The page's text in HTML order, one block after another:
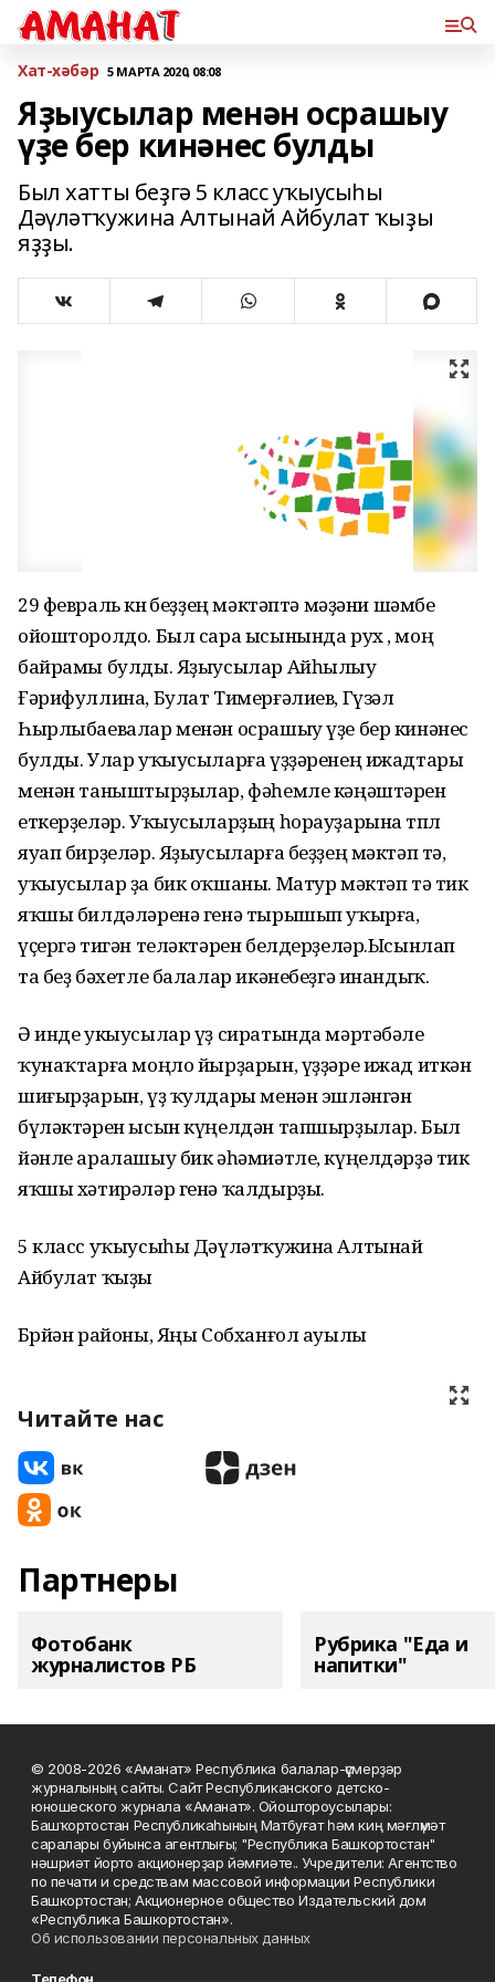
Хат-хәбәр 5 МАРТА 2020, 08:08
Яҙыусылар менән осрашыу
үҙе бер кинәнес булды
Был хатты беҙгә 5 класс уҡыусыһы
Дәүләтҡужина Алтынай Айбулат ҡыҙы
яҙҙы.
29 февраль көнө беҙҙең мәктәптә мәҙәни шәмбе
ойошторолдо. Был сара ысынында рух , моң
байрамы булды. Яҙыусылар Айһылыу
Ғәрифуллина, Булат Тимерғәлиев, Гүзәл
Һырлыбаевалар менән осрашыу үҙе бер кинәнес
булды. Улар уҡыусыларға үҙҙәренең ижадтары
менән таныштырҙылар, фәһемле кәңәштәрен
еткерҙеләр. Уҡыусыларҙың һорауҙарына төплө
яуап бирҙеләр. Яҙыусыларға беҙҙең мәктәп тә,
уҡыусылар ҙа бик оҡшаны. Матур мәктәп тә тик
яҡшы билдәләренә генә тырышып уҡырға,
үҫергә тигән теләктәрен белдерҙеләр.Ысынлап
та беҙ бәхетле балалар икәнебеҙгә инандыҡ.
Ә инде укыусылар үҙ сиратында мәртәбәле
ҡунаҡтарға моңло йырҙарын, үҙҙәре ижад иткән
шиғырҙарын, үҙ ҡулдары менән эшләнгән
бүләктәрен ысын күңелдән тапшырҙылар. Был
йәнле аралашыу бик әһәмиәтле, күңелдәрҙә тик
яҡшы хәтирәләр генә ҡалдырҙы.
5 класс уҡыусыһы Дәүләтҡужина Алтынай
Айбулат ҡыҙы
Бөрйән районы, Яңы Собханғол ауылы
Читайте нас
Партнеры
Фотобанк
журналистов РБ
Рубрика "Еда и
напитки"
© 2008-2026 «Аманат» Республика балалар-үҫмерҙәр
журналының сайты. Сайт Республиканского детско-
юношеского журнала «Аманат». Ойоштороусылары:
Башҡортостан Республикаһының Матбуғат һәм киң мәғлүмәт
саралары буйынса агентлығы; "Республика Башкортостан"
нәшриәт йорто акционерҙар йәмғиәте.. Учредители: Агентство
по печати и средствам массовой информации Республики
Башкортостан; Акционерное общество Издательский дом
«Республика Башкортостан».
Об использовании персональных данных